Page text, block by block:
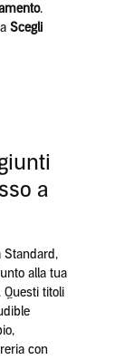
.
Scegli
a
Standard,
alla tua
Questi titoli
con